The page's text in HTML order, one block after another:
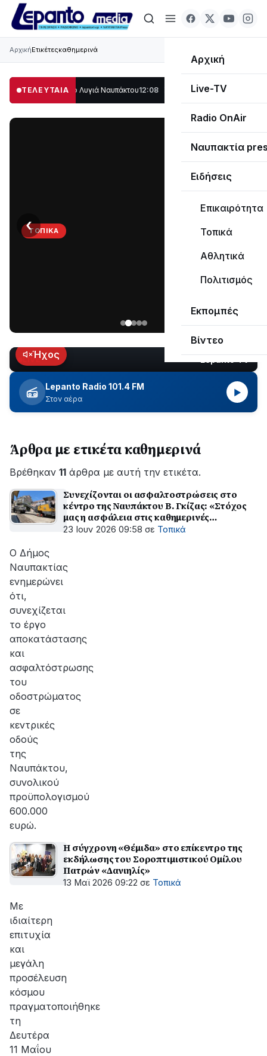
Αρχική
Live-TV
Radio OnAir
Ναυπακτία
Ειδήσεις
Επικαιρότητα
Τοπικά
Αθλητικά
Πολιτισμός
Εκπομπές
Βίντεο
ΑρχικήΕτικέτεςκαθημερινά
ΤΕΛΕΥΤΑΙΑ
στο Λυγιά Ναυπάκτου12:08 Σε τροχιά υλοποίησης η Παράκαμψη του
ΤΟΠΙΚΆ
Ναυπάκτου
εδώ
και
περίπου
δύο
ώρες
εξέλιξη
οι
εργασίες
ΔΕΔΔΗΕ
για
την
της
βλάβης
‹
LIVEΉχος
Lepanto Radio 101.4 FM
Στον αέρα
▶
Άρθρα με ετικέτα καθημερινά
Βρέθηκαν 11 άρθρα με αυτή την ετικέτα.
Συνεχίζονται οι ασφαλτοστρώσεις στο
κέντρο της Ναυπάκτου Β. Γκίζας: «Στόχος
μας η ασφάλεια στις καθημερινές
μετακινήσεις»
23 Ιουν 2026 09:58 σε Τοπικά
Ο Δήμος
Ναυπακτίας
ενημερώνει
ότι,
συνεχίζεται
το έργο
αποκατάστασης
και
ασφαλτόστρωσης
του
οδοστρώματος
σε
κεντρικές
οδούς
της
Ναυπάκτου,
συνολικού
προϋπολογισμού
600.000
ευρώ.
Η σύγχρονη «Θέμιδα» στο επίκεντρο της
εκδήλωσης του Σοροπτιμιστικού Ομίλου
Πατρών «Δανιηλίς»
13 Μαϊ 2026 09:22 σε Τοπικά
Με
ιδιαίτερη
επιτυχία
και
μεγάλη
προσέλευση
κόσμου
πραγματοποιήθηκε
τη
Δευτέρα
11 Μαΐου